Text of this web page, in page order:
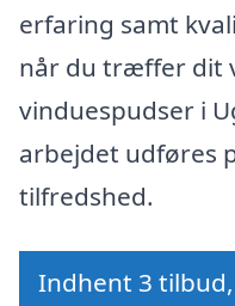
erfaring samt
når du træffer dit
vinduespudser i
arbejdet udføres
tilfredshed.
Indhent 3